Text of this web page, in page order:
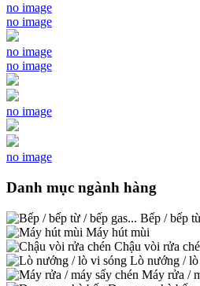
no image
no image
no image
no image
no image
no image
Danh mục ngành hàng
Bếp / bếp
Máy hút mùi
Chậu vòi rửa
Lò nướng /
Máy rửa /